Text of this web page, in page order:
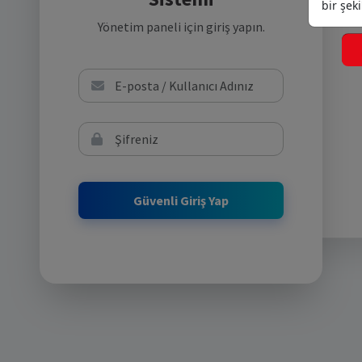
Yönetim paneli için giriş yapın.
bir